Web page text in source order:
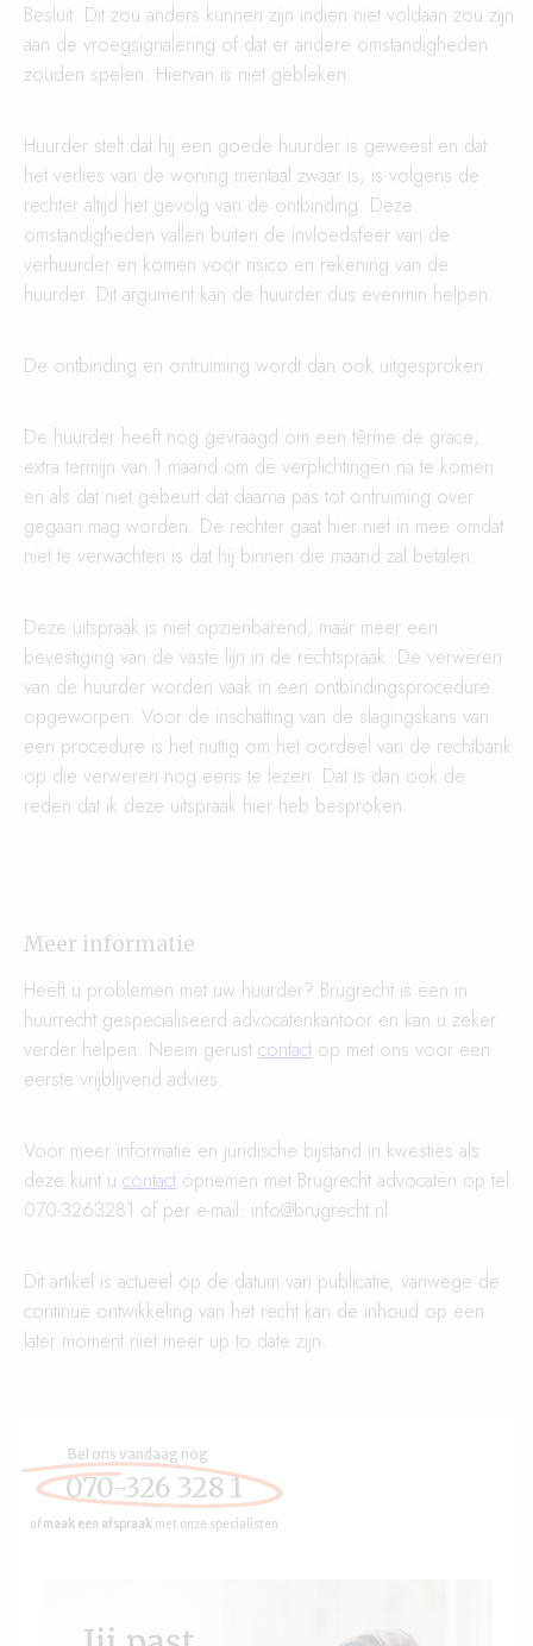
Besluit. Dit zou anders kunnen zijn indien niet voldaan zou zijn
aan de vroegsignalering of dat er andere omstandigheden
zouden spelen. Hiervan is niet gebleken.
Huurder stelt dat hij een goede huurder is geweest en dat
het verlies van de woning mentaal zwaar is, is volgens de
rechter altijd het gevolg van de ontbinding. Deze
omstandigheden vallen buiten de invloedsfeer van de
verhuurder en komen voor risico en rekening van de
huurder. Dit argument kan de huurder dus evenmin helpen.
De ontbinding en ontruiming wordt dan ook uitgesproken.
De huurder heeft nog gevraagd om een têrme de grace;
extra termijn van 1 maand om de verplichtingen na te komen
en als dat niet gebeurt dat daarna pas tot ontruiming over
gegaan mag worden. De rechter gaat hier niet in mee omdat
niet te verwachten is dat hij binnen die maand zal betalen.
Deze uitspraak is niet opzienbarend, maar meer een
bevestiging van de vaste lijn in de rechtspraak. De verweren
van de huurder worden vaak in een ontbindingsprocedure
opgeworpen. Voor de inschatting van de slagingskans van
een procedure is het nuttig om het oordeel van de rechtbank
op die verweren nog eens te lezen. Dat is dan ook de
reden dat ik deze uitspraak hier heb besproken.
Meer informatie
Heeft u problemen met uw huurder? Brugrecht is een in
huurrecht gespecialiseerd advocatenkantoor en kan u zeker
verder helpen. Neem gerust contact op met ons voor een
eerste vrijblijvend advies.
Voor meer informatie en juridische bijstand in kwesties als
deze kunt u contact opnemen met Brugrecht advocaten op tel:
070-3263281 of per e-mail: info@brugrecht.nl
Dit artikel is actueel op de datum van publicatie, vanwege de
continue ontwikkeling van het recht kan de inhoud op een
later moment niet meer up to date zijn.
Bel ons vandaag nog
070-326 328 1
of maak een afspraak met onze specialisten